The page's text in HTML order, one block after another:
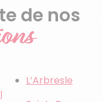
de nos
L’Arbresle